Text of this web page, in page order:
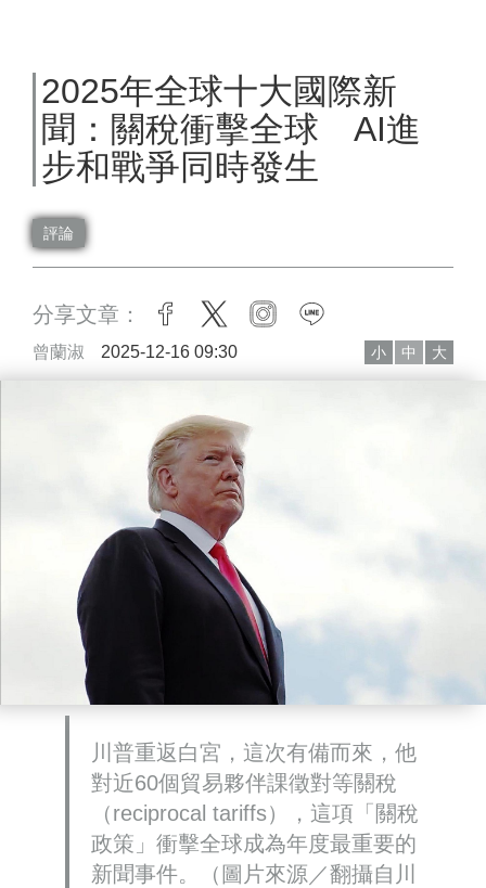
2025年全球十大國際新
聞：關稅衝擊全球 AI進
步和戰爭同時發生
評論
分享文章： facebook
twitter instagram
曾蘭淑 2025-12-16 09:30 小 中 大
川普重返白宮，這次有備而來，他
對近60個貿易夥伴課徵對等關稅
（reciprocal tariffs），這項「關稅
政策」衝擊全球成為年度最重要的
新聞事件。（圖片來源／翻攝自川